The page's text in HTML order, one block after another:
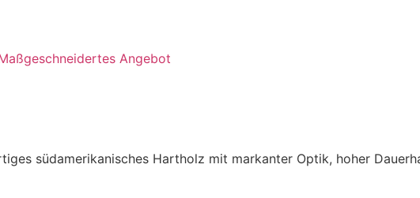
Angebot
südamerikanisches Hartholz mit markanter Optik, hoher